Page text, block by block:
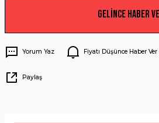
Gelince Haber
Yorum Yaz Fiyatı Düşünce Haber Ver
Paylaş